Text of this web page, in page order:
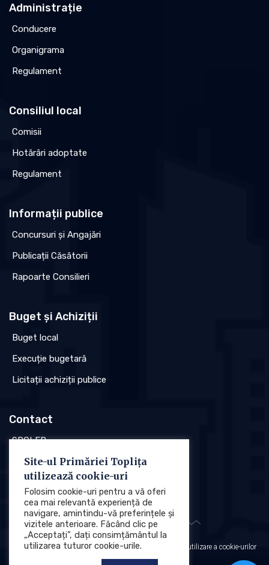
Administrație
Conducere
Organigrama
Regulament
Consiliul local
Comisii
Hotărâri adoptate
Regulament
Informații publice
Concursuri și Angajări
Publicații Căsătorii
Rapoarte Consilieri
Buget și Achiziții
Buget local
Execuție bugetară
Licitații achiziții publice
Contact
SPCLEP
Stare civilă
Poliția locală
Protecția datelor cu caracter personal (GDPR) Politica de utilizare a cookie-urilor
Site-ul Primăriei Toplița
utilizează cookie-uri
Folosim cookie-uri pentru a vă oferi
cea mai relevantă experiență de
navigare, amintindu-vă preferințele și
vizitele anterioare. Făcând clic pe
„Acceptați”, dați consimțământul la
utilizarea tuturor cookie-urile.